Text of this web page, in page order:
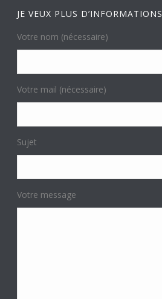
JE VEUX PLUS D’INFORMATIONS
Votre nom (nécessaire)
Votre mail (nécessaire)
Sujet
Votre message